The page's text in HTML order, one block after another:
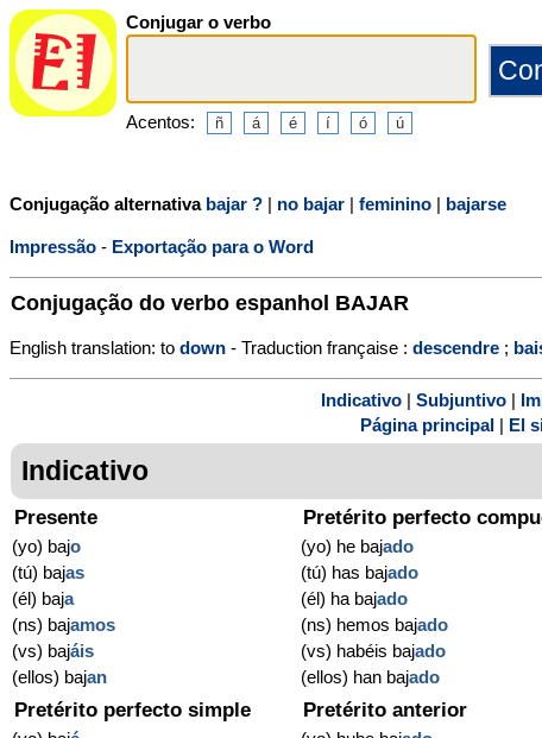
Conjugar o verbo
Acentos:
Conjugação alternativa bajar ? | no bajar | feminino | bajarse
Impressão - Exportação para o Word
Conjugação do verbo espanhol BAJAR
English translation: to down - Traduction française : descendre ;
Indicativo Subjuntivo
Página principal
El
Indicativo
Presente
(yo) bajo
(tú) bajas
(él) baja
(ns) bajamos
(vs) bajáis
(ellos) bajan
Pretérito perfecto
(yo) he bajado
(tú) has bajado
(él) ha bajado
(ns) hemos bajado
(vs) habéis bajado
(ellos) han bajado
Pretérito perfecto simple Pretérito anterior